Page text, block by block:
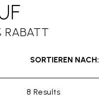
RABATT
8 Results
SORTIEREN